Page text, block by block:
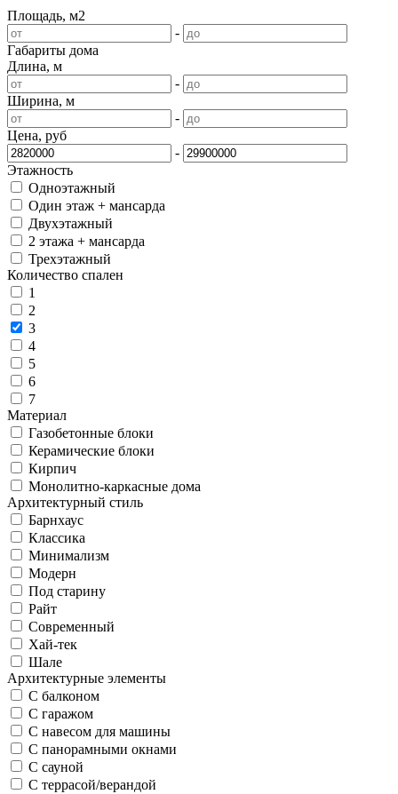
Площадь, м2
-
Габариты дома
Длина, м
-
Ширина, м
-
Цена, руб
-
Этажность
Одноэтажный
Один этаж + мансарда
Двухэтажный
2 этажа + мансарда
Трехэтажный
Количество спален
1
2
3
4
5
6
7
Материал
Газобетонные блоки
Керамические блоки
Кирпич
Монолитно-каркасные дома
Архитектурный стиль
Барнхаус
Классика
Минимализм
Модерн
Под старину
Райт
Современный
Хай-тек
Шале
Архитектурные элементы
С балконом
С гаражом
С навесом для машины
С панорамными окнами
С сауной
С террасой/верандой